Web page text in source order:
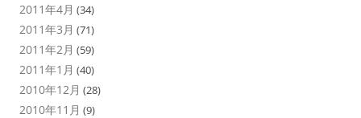
2011年4月 (34)
2011年3月 (71)
2011年2月 (59)
2011年1月 (40)
2010年12月 (28)
2010年11月 (9)